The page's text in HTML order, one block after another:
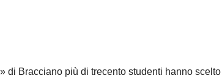
di Bracciano più di trecento studenti hanno